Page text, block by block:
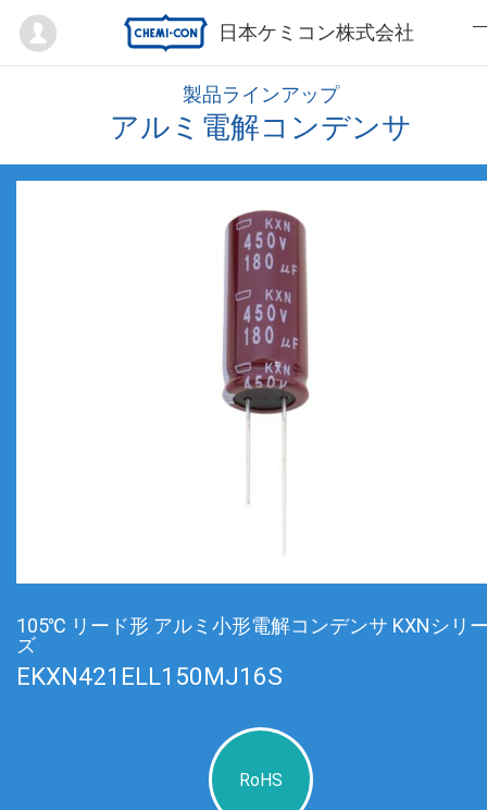
日本ケミコン株式会社
Mypage
製品ラインアップ
アルミ電解コンデンサ
105℃ リード形 アルミ小形電解コンデンサ KXNシリ
ズ
EKXN421ELL150MJ16S
RoHS